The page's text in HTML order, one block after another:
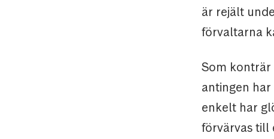
är rejält
förvaltarna
Som konträr
antingen
enkelt har
förvärvas till